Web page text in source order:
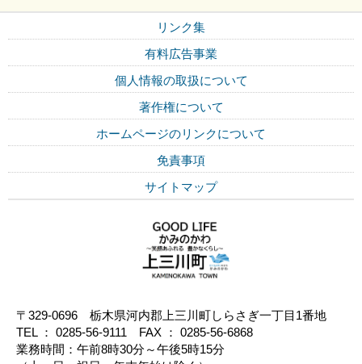
リンク集
有料広告事業
個人情報の取扱について
著作権について
ホームページのリンクについて
免責事項
サイトマップ
〒329-0696 栃木県河内郡上三川町しらさぎ一丁目1番地
TEL ： 0285-56-9111 FAX ： 0285-56-6868
業務時間：午前8時30分～午後5時15分